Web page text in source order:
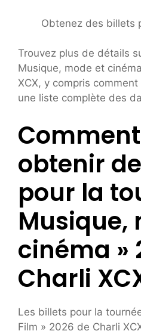
Obtenez des billets
Trouvez plus de détails
Musique, mode et
XCX, y compris
une liste complète des
obtenir
pour la
Musique,
cinéma »
Charli
Les billets pour la
Film » 2026 de Charli